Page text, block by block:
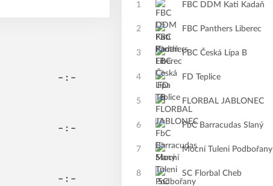
– : –
– : –
– : –
1 FBC DDM Kati Kadaň
2 FBC Panthers Liberec
3 FBC Česká Lípa B
4 FD Teplice
5 FLORBAL JABLONEC
6 FbC Barracudas Slaný
7 Mocní Tuleni Podbořany
8 SC Florbal Cheb